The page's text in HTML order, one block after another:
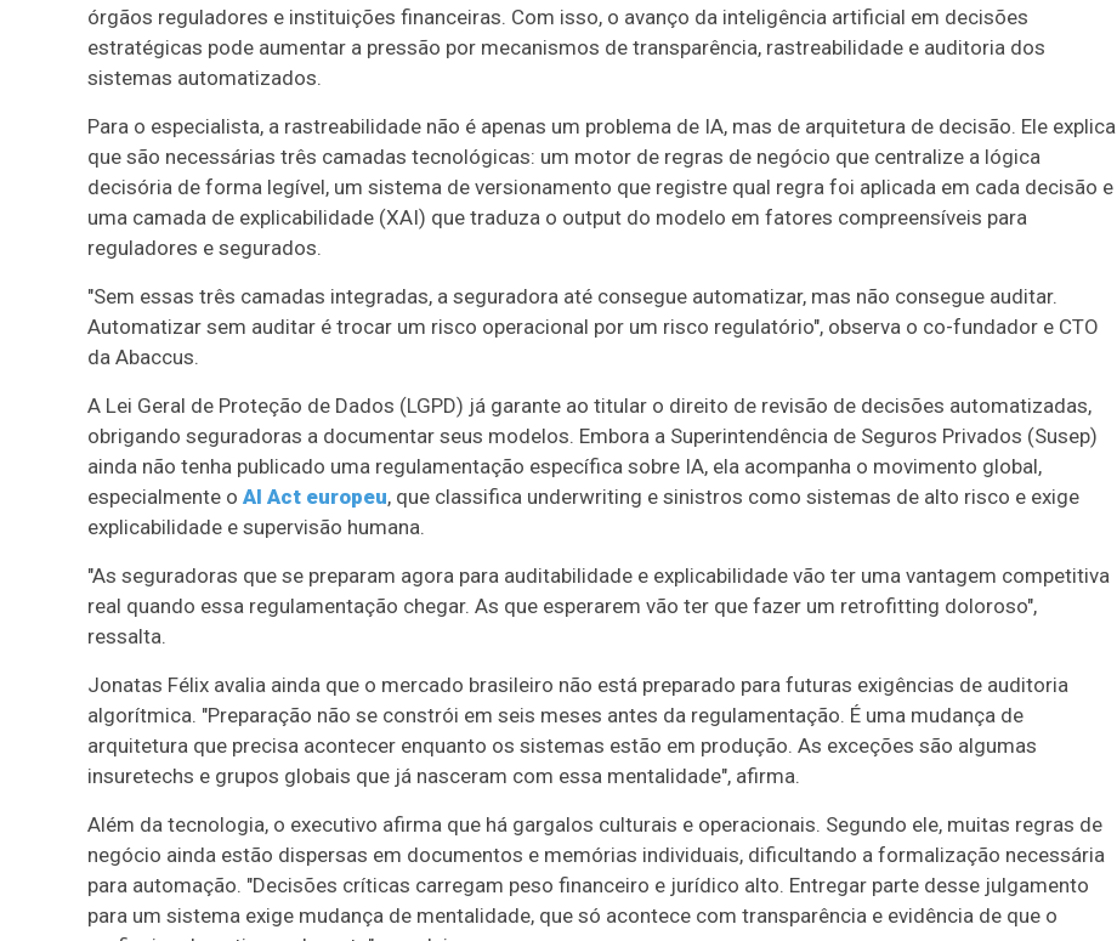
órgãos reguladores e instituições financeiras. Com isso, o avanço da inteligência artificial em decisões
estratégicas pode aumentar a pressão por mecanismos de transparência, rastreabilidade e auditoria dos
sistemas automatizados.
Para o especialista, a rastreabilidade não é apenas um problema de IA, mas de arquitetura de decisão. Ele explica
que são necessárias três camadas tecnológicas: um motor de regras de negócio que centralize a lógica
decisória de forma legível, um sistema de versionamento que registre qual regra foi aplicada em cada decisão e
uma camada de explicabilidade (XAI) que traduza o output do modelo em fatores compreensíveis para
reguladores e segurados.
"Sem essas três camadas integradas, a seguradora até consegue automatizar, mas não consegue auditar.
Automatizar sem auditar é trocar um risco operacional por um risco regulatório", observa o co-fundador e CTO
da Abaccus.
A Lei Geral de Proteção de Dados (LGPD) já garante ao titular o direito de revisão de decisões automatizadas,
obrigando seguradoras a documentar seus modelos. Embora a Superintendência de Seguros Privados (Susep)
ainda não tenha publicado uma regulamentação específica sobre IA, ela acompanha o movimento global,
especialmente o AI Act europeu, que classifica underwriting e sinistros como sistemas de alto risco e exige
explicabilidade e supervisão humana.
"As seguradoras que se preparam agora para auditabilidade e explicabilidade vão ter uma vantagem competitiva
real quando essa regulamentação chegar. As que esperarem vão ter que fazer um retrofitting doloroso",
ressalta.
Jonatas Félix avalia ainda que o mercado brasileiro não está preparado para futuras exigências de auditoria
algorítmica. "Preparação não se constrói em seis meses antes da regulamentação. É uma mudança de
arquitetura que precisa acontecer enquanto os sistemas estão em produção. As exceções são algumas
insuretechs e grupos globais que já nasceram com essa mentalidade", afirma.
Além da tecnologia, o executivo afirma que há gargalos culturais e operacionais. Segundo ele, muitas regras de
negócio ainda estão dispersas em documentos e memórias individuais, dificultando a formalização necessária
para automação. "Decisões críticas carregam peso financeiro e jurídico alto. Entregar parte desse julgamento
para um sistema exige mudança de mentalidade, que só acontece com transparência e evidência de que o